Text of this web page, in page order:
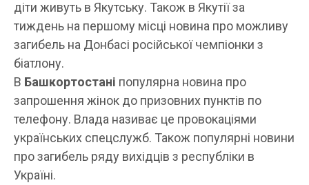
діти живуть в Якутську. Також в Якутії за
тиждень на першому місці новина про можливу
загибель на Донбасі російської чемпіонки з
біатлону.
В Башкортостані популярна новина про
запрошення жінок до призовних пунктів по
телефону. Влада називає це провокаціями
українських спецслужб. Також популярні новини
про загибель ряду вихідців з республіки в
Україні.